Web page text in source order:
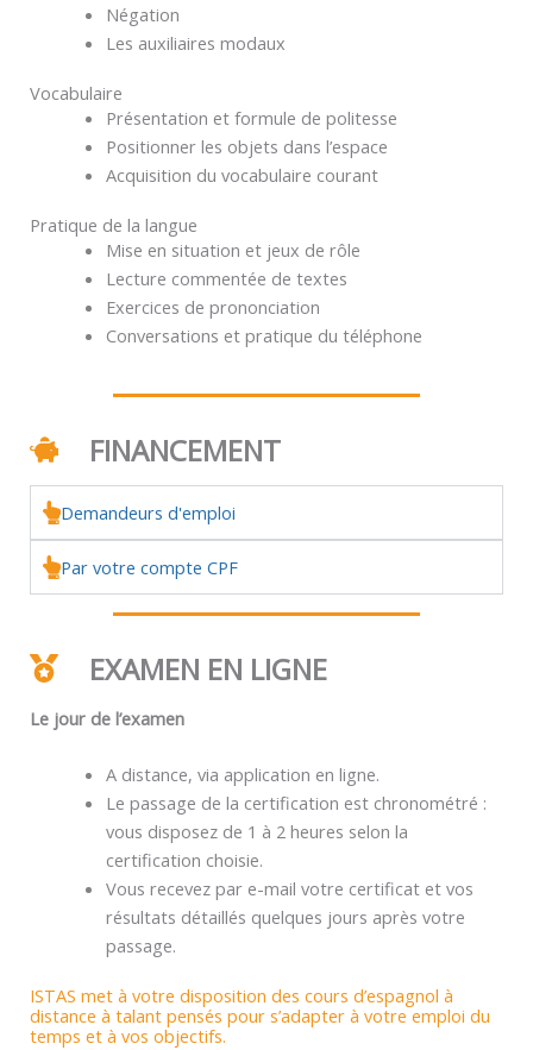
Négation
Les auxiliaires modaux
Vocabulaire
Présentation et formule de politesse
Positionner les objets dans l’espace
Acquisition du vocabulaire courant
Pratique de la langue
Mise en situation et jeux de rôle
Lecture commentée de textes
Exercices de prononciation
Conversations et pratique du téléphone
FINANCEMENT
Demandeurs d'emploi
Par votre compte CPF
EXAMEN EN LIGNE
Le jour de l’examen
A distance, via application en ligne.
Le passage de la certification est chronométré :
vous disposez de 1 à 2 heures selon la
certification choisie.
Vous recevez par e-mail votre certificat et vos
résultats détaillés quelques jours après votre
passage.
ISTAS met à votre disposition des cours d’espagnol à
distance à talant pensés pour s’adapter à votre emploi du
temps et à vos objectifs.